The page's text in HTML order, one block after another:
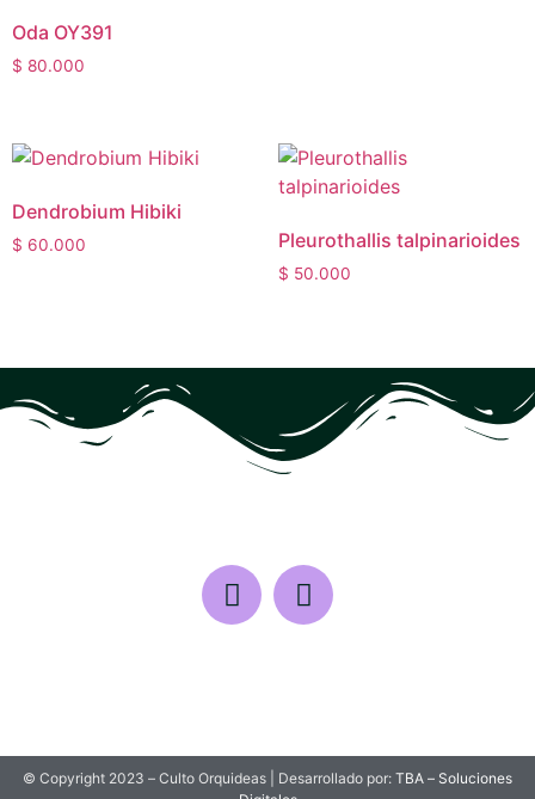
Oda OY391
$ 80.000
Dendrobium Hibiki
$ 60.000 Pleurothallis talpinarioides
$ 50.000
© Copyright 2023 – Culto Orquideas | Desarrollado por: TBA – Soluciones